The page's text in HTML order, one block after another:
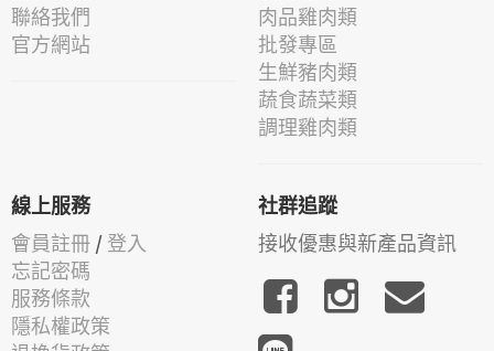
聯絡我們
官方網站
肉品雞肉類
批發專區
生鮮豬肉類
蔬食蔬菜類
調理雞肉類
線上服務
會員註冊 / 登入
忘記密碼
服務條款
隱私權政策
社群追蹤
接收優惠與新產品資訊